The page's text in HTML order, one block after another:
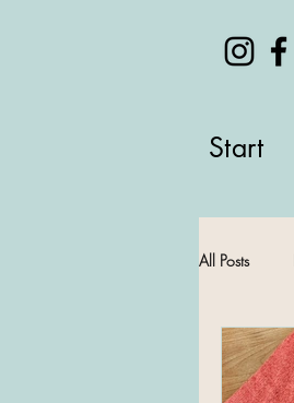
Start
All Posts